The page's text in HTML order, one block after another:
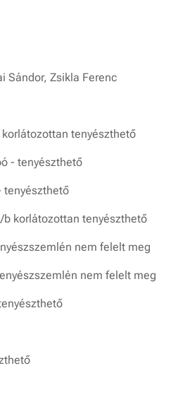
Sándor, Zsikla Ferenc
tenyészthető
- tenyészthető
tenyészthető
b korlátozottan tenyészthető
nem felelt meg
nem felelt meg